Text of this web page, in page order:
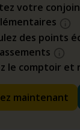
votre
des points
le comptoir et
maintenant